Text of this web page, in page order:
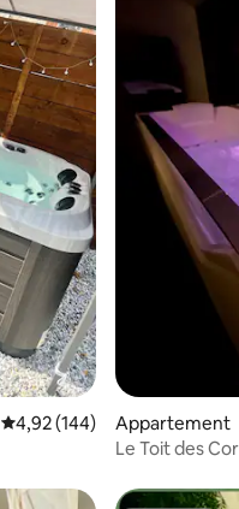
Évaluation moyenne sur la
4,92 (144)
Appartement
Le Toit des